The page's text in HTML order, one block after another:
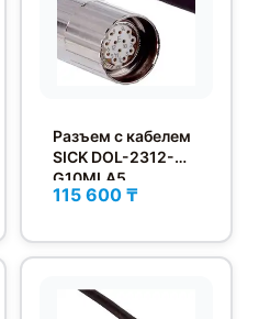
Разъем с кабелем
SICK DOL-2312-
G10MLA5
115 600 ₸